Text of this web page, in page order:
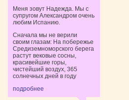
Меня зовут Надежда. Мы с
супругом Александром очень
любим Испанию.
Сначала мы не верили
своим глазам: На побережье
Средиземноморского берега
растут вековые сосны,
красивейшие горы,
чистейший воздух, 365
солнечных дней в году
подробнее